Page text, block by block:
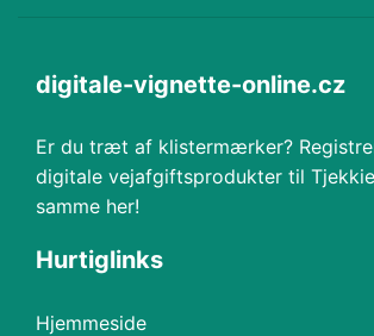
digitale-vignette-online.cz
Er du træt af klistermærker?
digitale vejafgiftsprodukter til
samme her!
Hurtiglinks
Hjemmeside